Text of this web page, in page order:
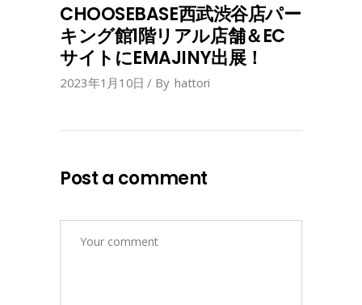
CHOOSEBASE西武渋谷店パー
キング館1階リアル店舗＆EC
サイトにEMAJINY出展！
2023年1月10日 By hattori
Post a comment